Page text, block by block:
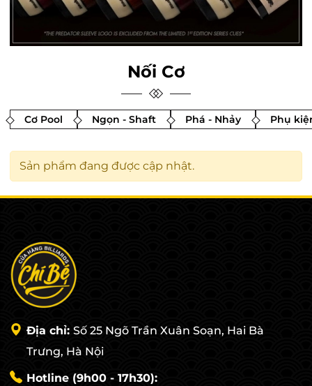
Nối Cơ
Cơ Pool Ngọn - Shaft Phá - Nhảy Phụ
Sản phẩm đang được cập nhật.
Địa chỉ: Số 25 Ngõ Trần Xuân Soạn, Hai Bà
Trưng, Hà Nội
Hotline (9h00 - 17h30):